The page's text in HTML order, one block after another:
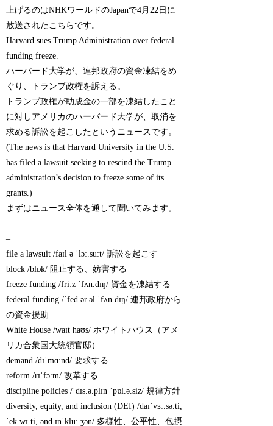
上げるのはNHKワールドのJapanで4月22日に
放送されたこちらです。
Harvard sues Trump Administration over federal
funding freeze.
ハーバード大学が、連邦政府の資金凍結をめ
ぐり、トランプ政権を訴える。
トランプ政権が助成金の一部を凍結したこと
に対しアメリカのハーバード大学が、取消を
求める訴訟を起こしたというニュースです。
(The news is that Harvard University in the U.S.
has filed a lawsuit seeking to rescind the Trump
administration’s decision to freeze some of its
grants.)
まずはニュース全体を通して聞いてみます。
–
file a lawsuit /faɪl ə ˈlɔː.suːt/ 訴訟を起こす
block /blɒk/ 阻止する、妨害する
freeze funding /friːz ˈfʌn.dɪŋ/ 資金を凍結する
federal funding /ˈfed.ər.əl ˈfʌn.dɪŋ/ 連邦政府から
の資金援助
White House /waɪt haʊs/ ホワイトハウス（アメ
リカ合衆国大統領官邸）
demand /dɪˈmɑːnd/ 要求する
reform /rɪˈfɔːm/ 改革する
discipline policies /ˈdɪs.ə.plɪn ˈpɒl.ə.siz/ 規律方針
diversity, equity, and inclusion (DEI) /daɪˈvɜː.sə.ti,
ˈek.wɪ.ti, ənd ɪnˈkluː.ʒən/ 多様性、公平性、包摂